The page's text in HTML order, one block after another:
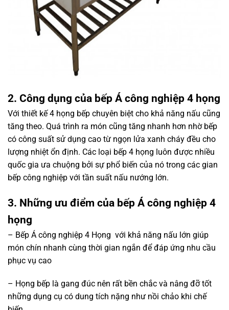
2. Công dụng của bếp Á công nghiệp 4 họng
Với thiết kế 4 họng bếp chuyên biệt cho khả năng nấu cũng
tăng theo. Quá trình ra món cũng tăng nhanh hơn nhờ bếp
có công suất sử dụng cao từ ngọn lửa xanh cháy đều cho
lượng nhiệt ổn định. Các loại bếp 4 họng luôn được nhiều
quốc gia ưa chuộng bởi sự phổ biến của nó trong các gian
bếp công nghiệp với tần suất nấu nướng lớn.
3. Những ưu điểm của bếp Á công nghiệp 4
họng
– Bếp Á công nghiệp 4 Họng với khả năng nấu lớn giúp
món chín nhanh cùng thời gian ngắn để đáp ứng nhu cầu
phục vụ cao
– Họng bếp là gang đúc nên rất bền chắc và nâng đỡ tốt
những dụng cụ có dung tích nặng như nồi chảo khi chế